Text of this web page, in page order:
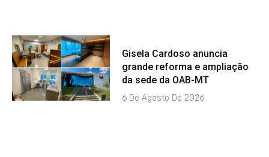
Gisela Cardoso anuncia
grande reforma e ampliação
da sede da OAB-MT
6 De Agosto De 2026